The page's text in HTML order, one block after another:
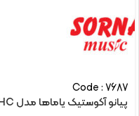
Code : 7687
پیانو آکوستیک یاماها مدل U1J PWHC